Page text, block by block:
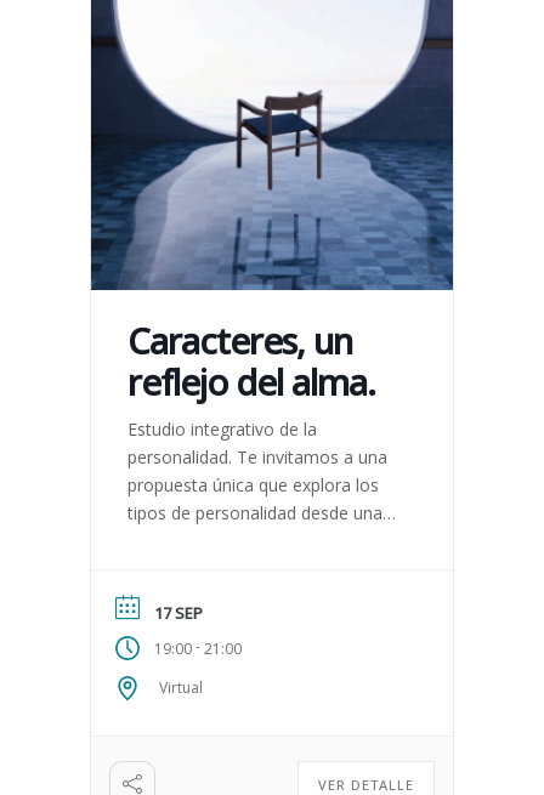
Caracteres, un
reflejo del alma.
Estudio integrativo de la
personalidad. Te invitamos a una
propuesta única que explora los
tipos de personalidad desde una
Basada en la Psicología de […]
17 SEP
19:00-21:00
Virtual
VER DETALLE